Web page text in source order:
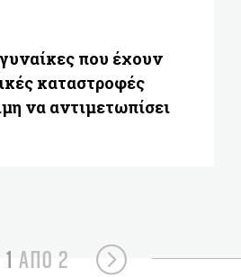
που έχουν
καταστροφές
να αντιμετωπίσει
1 ΑΠΟ 2